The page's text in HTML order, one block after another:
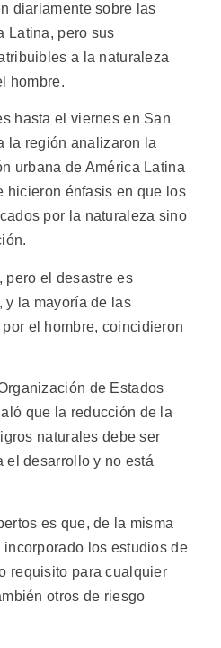
diariamente sobre las
Latina, pero sus
a la naturaleza
hombre.
hasta el viernes en San
la región analizaron la
urbana de América Latina
hicieron énfasis en que los
por la naturaleza sino
pero el desastre es
y la mayoría de las
el hombre, coincidieron
de Estados
que la reducción de la
naturales debe ser
el desarrollo y no está
es que, de la misma
los estudios de
requisito para cualquier
otros de riesgo